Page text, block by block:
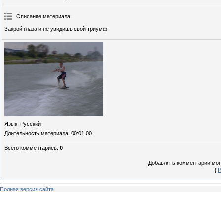
Описание материала:
Закрой глаза и не увидишь свой триумф.
Язык: Русский
Длительность материала: 00:01:00
Всего комментариев: 0
Добавлять комментарии
[
Полная версия сайта